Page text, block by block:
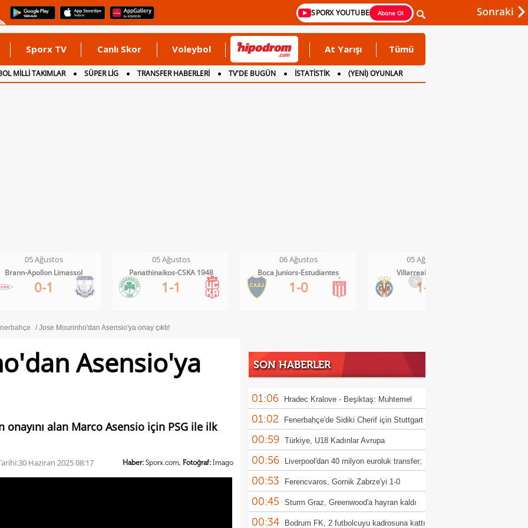
SPORX YOUTUBE Abone Ol
Sporx TV Canlı Skor Voleybol At Yarışı Tümü
MİLLİ TAKIMLAR SÜPER LİG TRANSFER HABERLERİ TV'DE BUGÜN İSTATİSTİK
(YENİ) OYUNLAR
05 Ağustos
Brann-Apollon Limassol
0-1
05 Ağustos
Panathinaikos-CSKA 1948
1-1
06 Ağustos
Boca Juniors-Estudiantes
1-0
05 Ağustos
Villarreal-Levante
1-0
>
Jose Mourinho'dan Asensio'ya onay çıktı!
Asensio'ya
alan Marco Asensio için PSG ile ilk
30 Haziran 2025 08:17 Haber: Sporx.com, Fotoğraf: Imago
SON HABERLER
01:06 Hradec Kralove - Beşiktaş: Muhtemel
11'ler
01:02 Fenerbahçe'de Sidiki Cherif için Stuttgart
iddiası!
00:59 Türkiye, U18 Kadınlar Avrupa
Şampiyonası'nda Sırbistan'a 70-67 yenildi
00:56 Liverpool'dan 40 milyon euroluk transfer;
Victor Munoz
00:53 Ferencvaros, Gornik Zabrze'yi 1-0
mağlup etti
00:45 Sturm Graz, Greenwood'a hayran kaldı
00:34 Bodrum FK, 2 futbolcuyu kadrosuna kattı